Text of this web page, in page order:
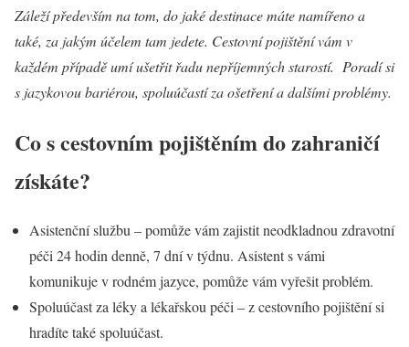
Záleží především na tom, do jaké destinace máte namířeno a
také, za jakým účelem tam jedete. Cestovní pojištění vám v
každém případě umí ušetřit řadu nepříjemných starostí. Poradí si
s jazykovou bariérou, spoluúčastí za ošetření a dalšími problémy.
Co s cestovním pojištěním do zahraničí
získáte?
Asistenční službu – pomůže vám zajistit neodkladnou zdravotní
péči 24 hodin denně, 7 dní v týdnu. Asistent s vámi
komunikuje v rodném jazyce, pomůže vám vyřešit problém.
Spoluúčast za léky a lékařskou péči – z cestovního pojištění si
hradíte také spoluúčast.